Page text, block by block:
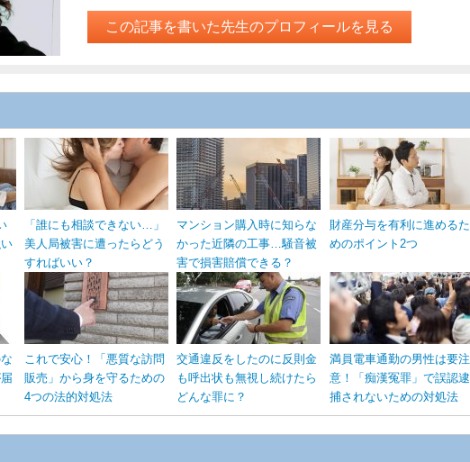
この記事を書いた先生のプロフィールを見る
「誰にも相談できない…」
美人局被害に遭ったらどう
すればいい？
マンション購入時に知らな
かった近隣の工事…騒音被
害で損害賠償できる？
財産分与を有利に進めるた
めのポイント2つ
これで安心！「悪質な訪問
販売」から身を守るための
4つの法的対処法
交通違反をしたのに反則金
も呼出状も無視し続けたら
どんな罪に？
満員電車通勤の男性は要注
意！「痴漢冤罪」で誤認逮
捕されないための対処法